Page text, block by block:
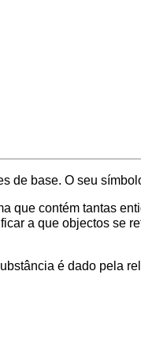
de base. O seu
que contém tantas
a que objectos se
é dado pela